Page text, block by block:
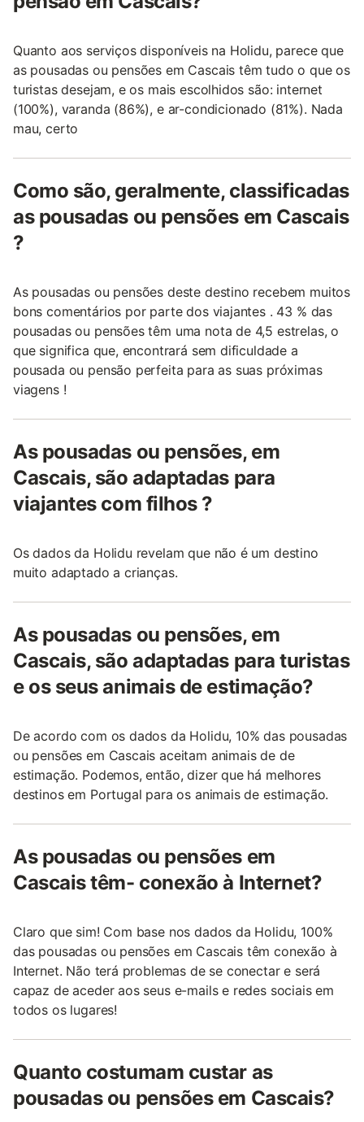
Quanto aos serviços disponíveis na Holidu, parece que
as pousadas ou pensões em Cascais têm tudo o que os
turistas desejam, e os mais escolhidos são: internet
(100%), varanda (86%), e ar-condicionado (81%). Nada
mau, certo
Como são, geralmente, classificadas
as pousadas ou pensões em Cascais
?
As pousadas ou pensões deste destino recebem muitos
bons comentários por parte dos viajantes . 43 % das
pousadas ou pensões têm uma nota de 4,5 estrelas, o
que significa que, encontrará sem dificuldade a
pousada ou pensão perfeita para as suas próximas
viagens !
As pousadas ou pensões, em
Cascais, são adaptadas para
viajantes com filhos ?
Os dados da Holidu revelam que não é um destino
muito adaptado a crianças.
As pousadas ou pensões, em
Cascais, são adaptadas para turistas
e os seus animais de estimação?
De acordo com os dados da Holidu, 10% das pousadas
ou pensões em Cascais aceitam animais de de
estimação. Podemos, então, dizer que há melhores
destinos em Portugal para os animais de estimação.
As pousadas ou pensões em
Cascais têm- conexão à Internet?
Claro que sim! Com base nos dados da Holidu, 100%
das pousadas ou pensões em Cascais têm conexão à
Internet. Não terá problemas de se conectar e será
capaz de aceder aos seus e-mails e redes sociais em
todos os lugares!
Quanto costumam custar as
pousadas ou pensões em Cascais?